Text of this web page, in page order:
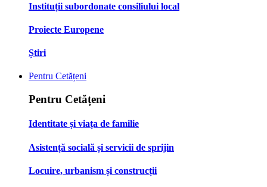
Instituții subordonate consiliului local
Proiecte Europene
Știri
Pentru Cetățeni
Pentru Cetățeni
Identitate și viața de familie
Asistență socială și servicii de sprijin
Locuire, urbanism și construcții